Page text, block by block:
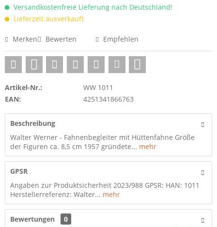
Versandkostenfreie Lieferung nach Deutschland!
Lieferzeit ausverkauft
Merken Bewerten Empfehlen
Artikel-Nr.:
WW 1011
EAN:
4251341866763
Beschreibung
Walter Werner - Fahnenbegleiter mit Hüttenfahne Größe
der Figuren ca. 8,5 cm 1957 gründete... mehr
GPSR
Angaben zur Produktsicherheit 2023/988 GPSR: HAN: 1011
Herstellerreferenz: Walter... mehr
Bewertungen
0